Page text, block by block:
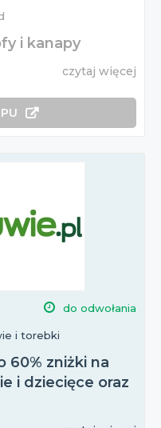
i kanapy
czytaj więcej
do odwołania
i torebki
60% zniżki na
i dziecięce oraz